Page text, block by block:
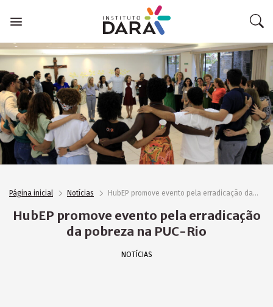
Página inicial Notícias HubEP promove evento pela erradicação da pobreza na PUC-Rio
HubEP promove evento pela erradicação
da pobreza na PUC-Rio
NOTÍCIAS